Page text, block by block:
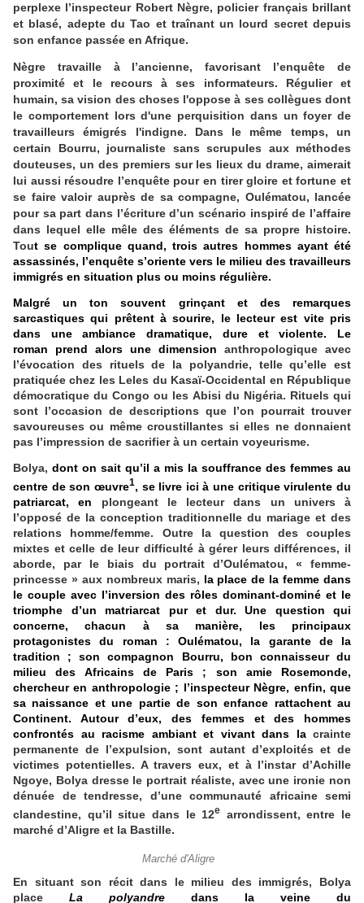
perplexe l’inspecteur Robert Nègre, policier français brillant
et blasé, adepte du Tao et traînant un lourd secret depuis
son enfance passée en Afrique.
Nègre travaille à l’ancienne, favorisant l’enquête de
proximité et le recours à ses informateurs. Régulier et
humain, sa vision des choses l'oppose à ses collègues dont
le comportement lors d'une perquisition dans un foyer de
travailleurs émigrés l'indigne. Dans le même temps, un
certain Bourru, journaliste sans scrupules aux méthodes
douteuses, un des premiers sur les lieux du drame, aimerait
lui aussi résoudre l’enquête pour en tirer gloire et fortune et
se faire valoir auprès de sa compagne, Oulématou, lancée
pour sa part dans l’écriture d’un scénario inspiré de l’affaire
dans lequel elle mêle des éléments de sa propre histoire.
Tout se complique quand, trois autres hommes ayant été
assassinés, l’enquête s’oriente vers le milieu des travailleurs
immigrés en situation plus ou moins régulière.
Malgré un ton souvent grinçant et des remarques
sarcastiques qui prêtent à sourire, le lecteur est vite pris
dans une ambiance dramatique, dure et violente. Le
roman prend alors une dimension anthropologique avec
l’évocation des rituels de la polyandrie, telle qu’elle est
pratiquée chez les Leles du Kasaï-Occidental en République
démocratique du Congo ou les Abisi du Nigéria. Rituels qui
sont l’occasion de descriptions que l’on pourrait trouver
savoureuses ou même croustillantes si elles ne donnaient
pas l’impression de sacrifier à un certain voyeurisme.
Bolya, dont on sait qu’il a mis la souffrance des femmes au
centre de son œuvre1, se livre ici à une critique virulente du
patriarcat, en plongeant le lecteur dans un univers à
l’opposé de la conception traditionnelle du mariage et des
relations homme/femme. Outre la question des couples
mixtes et celle de leur difficulté à gérer leurs différences, il
aborde, par le biais du portrait d’Oulématou, « femme-
princesse » aux nombreux maris, la place de la femme dans
le couple avec l’inversion des rôles dominant-dominé et le
triomphe d’un matriarcat pur et dur. Une question qui
concerne, chacun à sa manière, les principaux
protagonistes du roman : Oulématou, la garante de la
tradition ; son compagnon Bourru, bon connaisseur du
milieu des Africains de Paris ; son amie Rosemonde,
chercheur en anthropologie ; l’inspecteur Nègre, enfin, que
sa naissance et une partie de son enfance rattachent au
Continent. Autour d’eux, des femmes et des hommes
confrontés au racisme ambiant et vivant dans la crainte
permanente de l’expulsion, sont autant d’exploités et de
victimes potentielles. A travers eux, et à l’instar d’Achille
Ngoye, Bolya dresse le portrait réaliste, avec une ironie non
dénuée de tendresse, d’une communauté africaine semi
clandestine, qu’il situe dans le 12e
arrondissent, entre le
marché d’Aligre et la Bastille.
Marché d'Aligre
En situant son récit dans le milieu des immigrés, Bolya
place La polyandre dans la veine du